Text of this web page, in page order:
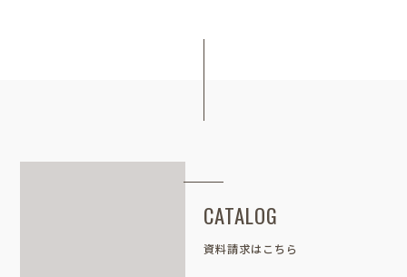
CATALOG
資料請求はこちら